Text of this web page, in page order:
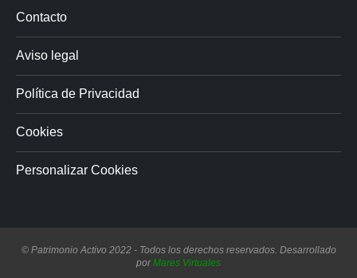
Contacto
Aviso legal
Política de Privacidad
Cookies
Personalizar Cookies
© Patrimonio Activo 2022 - Todos los derechos reservados. Desarrollado
porMares Virtuales